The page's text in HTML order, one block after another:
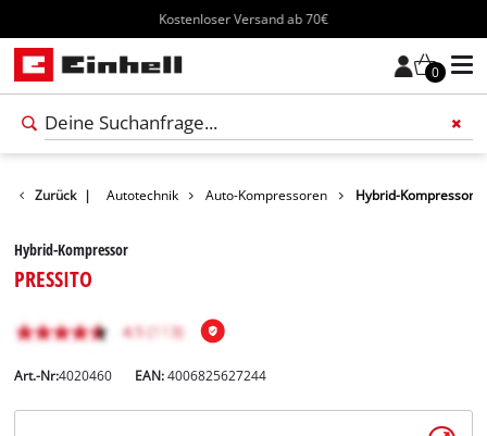
Kostenloser Versand ab 70€
0
Zurück |
Freizeit Autotechnik Auto-Kompressoren Hybrid-Kompressor
Hybrid-Kompressor
PRESSITO
Art.-Nr:4020460 EAN:4006825627244